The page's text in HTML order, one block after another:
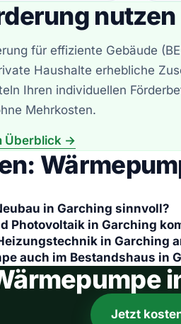
nutzen
für effiziente Gebäude
Haushalte erhebliche
Ihren individuellen
Mehrkosten.
Überblick →
in Garching sinnvoll?
Photovoltaik in Garching
in Garching
auch im Bestandshaus in
Jetzt